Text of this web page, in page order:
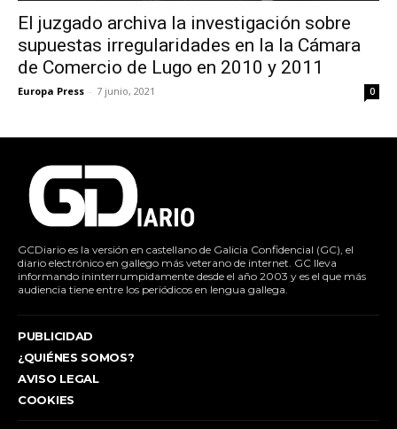
El juzgado archiva la investigación sobre
supuestas irregularidades en la la Cámara
de Comercio de Lugo en 2010 y 2011
Europa Press - 7 junio, 2021 0
GCDiario es la versión en castellano de Galicia Confidencial (GC), el
diario electrónico en gallego más veterano de internet. GC lleva
informando ininterrumpidamente desde el año 2003 y es el que más
audiencia tiene entre los periódicos en lengua gallega.
PUBLICIDAD
¿QUIÉNES SOMOS?
AVISO LEGAL
COOKIES